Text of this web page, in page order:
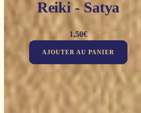
Reiki - Satya
1,50€
AJOUTER AU PANIER